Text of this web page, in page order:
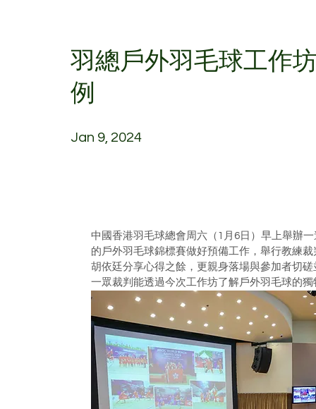
羽總戶外羽毛球工作
例
Jan 9, 2024
中國香港羽毛球總會周六（1月6日）早上舉辦
的戶外羽毛球錦標賽做好預備工作，舉行教練
胡依廷分享心得之餘，更親身落場與參加者切
一眾裁判能透過今次工作坊了解戶外羽毛球的